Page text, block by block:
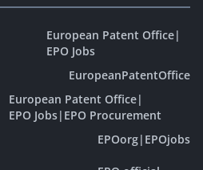
European Patent Office|
EPO Jobs
EuropeanPatentOffice
European Patent Office|
EPO Jobs| EPO Procurement
EPOorg| EPOjobs